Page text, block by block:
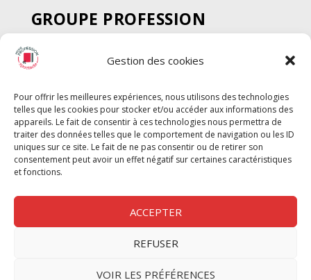
Gestion des cookies
Pour offrir les meilleures expériences, nous utilisons des technologies
telles que les cookies pour stocker et/ou accéder aux informations des
appareils. Le fait de consentir à ces technologies nous permettra de
traiter des données telles que le comportement de navigation ou les ID
uniques sur ce site. Le fait de ne pas consentir ou de retirer son
consentement peut avoir un effet négatif sur certaines caractéristiques
et fonctions.
ACCEPTER
REFUSER
VOIR LES PRÉFÉRENCES
GROUPE PROFESSION
SPECTACLE
Chèque Intermittents
Chèque Compta
Chèque Emploi Spectacle
G-Pods
Profession Audio-visuel
Nous contacter